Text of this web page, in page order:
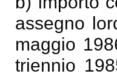
assegno
maggio
triennio